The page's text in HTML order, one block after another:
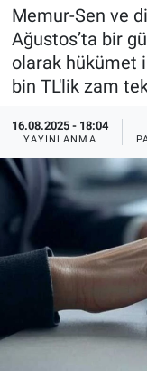
Memur-Sen ve
Ağustos’ta bir
olarak hükümet
bin TL'lik zam
16.08.2025 - 18:04
YAYINLANMA
Dünya
Ege Saati
Ege'den
Eğitim
Eğlence
Ekonomi
Forum
Spor
Yayın Akışı
İletişim
Son Dakika
Haber Arşivi